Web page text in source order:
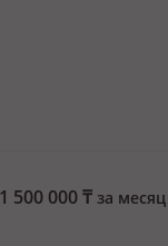
1 500 000₸ за месяц